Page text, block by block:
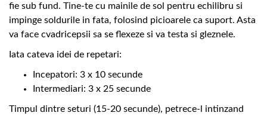
fie sub fund. Tine-te cu mainile de sol pentru echilibru si
impinge soldurile in fata, folosind picioarele ca suport. Asta
va face cvadricepsii sa se flexeze si va testa si gleznele.
Iata cateva idei de repetari:
Incepatori: 3 x 10 secunde
Intermediari: 3 x 25 secunde
Timpul dintre seturi (15-20 secunde), petrece-l intinzand